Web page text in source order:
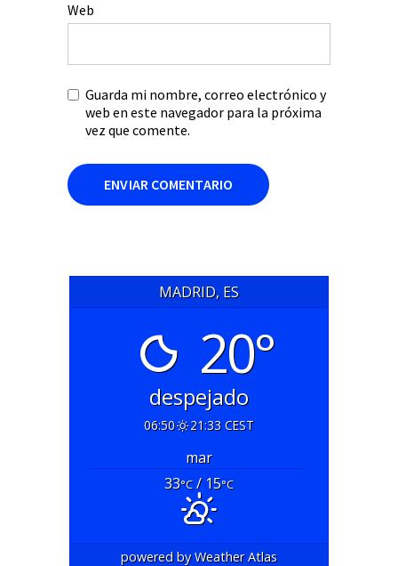
Web
Guarda mi nombre, correo electrónico y
web en este navegador para la próxima
vez que comente.
MADRID, ES
20°
despejado
06:50 21:33 CEST
mar
33°C/ 15°C
powered byWeather Atlas